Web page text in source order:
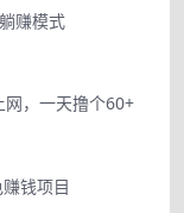
赚模式
，一天撸个60+
钱项目